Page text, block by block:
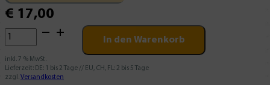
€ 17,00
Meine
Wörter
reisen
von
In den Warenkorb
inkl. 7 % MwSt.
Lieferzeit: DE: 1 bis 2 Tage // EU, CH, FL: 2 bis 5 Tage
zzgl.Versandkosten